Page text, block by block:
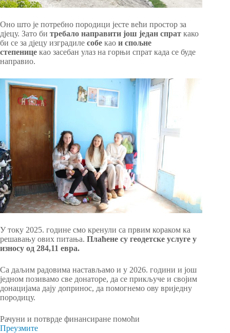
Оно што је потребно породици јесте већи простор за
дјецу. Зато би требало направити још један спрат како
би се за дјецу изградиле собе као и спољне
степенице као засебан улаз на горњи спрат када се буде
направио.
У току 2025. године смо кренули са првим кораком ка
решавању ових питања. Плаћене су геодетске услуге у
износу од 284,11 евра.
Са даљим радовима настављамо и у 2026. години и још
једном позивамо све донаторе, да се прикључе и својим
донацијама дају допринос, да помогнемо ову вриједну
породицу.
Рачуни и потврде финансиране помоћи
Преузмите